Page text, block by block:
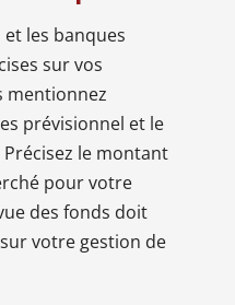
les banques
sur vos
mentionnez
prévisionnel et le
le montant
pour votre
des fonds doit
votre gestion de